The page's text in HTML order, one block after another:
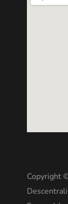
Copyright